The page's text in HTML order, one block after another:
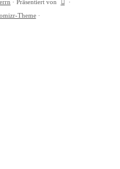
· Präsentiert von
·
Theme·